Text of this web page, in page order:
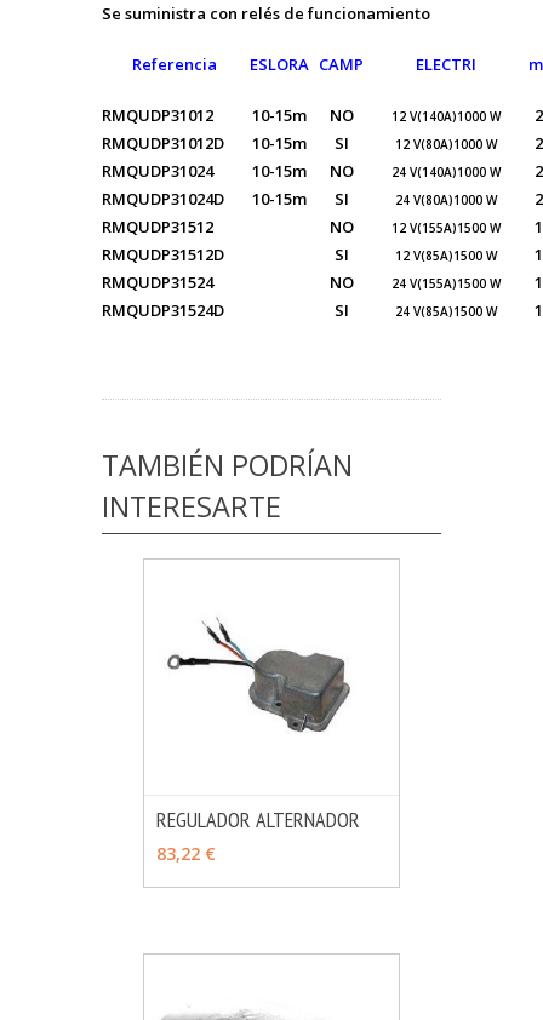
Se suministra con relés de funcionamiento
Referencia ESLORA CAMP ELECTRI
RMQUDP31012 10-15m NO 12 V(140A)1000 W
RMQUDP31012D 10-15m SI 12 V(80A)1000 W
RMQUDP31024
10-15m NO 24 V(140A)1000 W
RMQUDP31024D
10-15m SI 24 V(80A)1000 W
RMQUDP31512
NO 12 V(155A)1500 W
RMQUDP31512D
SI 12 V(85A)1500 W
RMQUDP31524
NO 24 V(155A)1500 W
RMQUDP31524D
SI 24 V(85A)1500 W
TAMBIÉN PODRÍAN
INTERESARTE
REGULADOR ALTERNADOR
83,22 €